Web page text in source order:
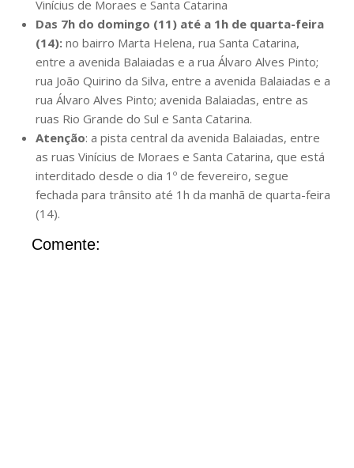
Vinícius de Moraes e Santa Catarina
Das 7h do domingo (11) até a 1h de quarta-feira
(14): no bairro Marta Helena, rua Santa Catarina,
entre a avenida Balaiadas e a rua Álvaro Alves Pinto;
rua João Quirino da Silva, entre a avenida Balaiadas e a
rua Álvaro Alves Pinto; avenida Balaiadas, entre as
ruas Rio Grande do Sul e Santa Catarina.
Atenção: a pista central da avenida Balaiadas, entre
as ruas Vinícius de Moraes e Santa Catarina, que está
interditado desde o dia 1º de fevereiro, segue
fechada para trânsito até 1h da manhã de quarta-feira
(14).
Comente: